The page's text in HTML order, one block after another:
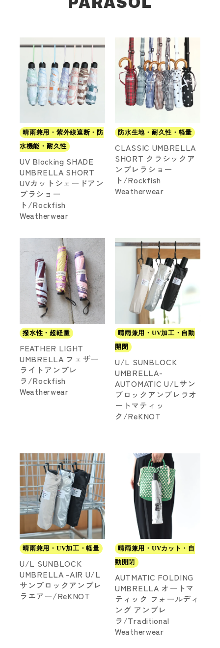
晴雨兼用・紫外線遮断・防
水機能・耐久性
UV Blocking SHADE
UMBRELLA SHORT
UVカットシェードアン
ブラショー
ト/Rockfish
Weatherwear
防水生地・耐久性・軽量
CLASSIC UMBRELLA
SHORT クラシックア
ンブレラショー
ト/Rockfish
Weatherwear
撥水性・超軽量
FEATHER LIGHT
UMBRELLA フェザー
ライトアンブレ
ラ/Rockfish
Weatherwear
晴雨兼用・UV加工・自動
開閉
U/L SUNBLOCK
UMBRELLA-
AUTOMATIC U/Lサン
ブロックアンブレラオ
ートマティッ
ク/ReKNOT
晴雨兼用・UV加工・軽量
U/L SUNBLOCK
UMBRELLA -AIR U/L
サンブロックアンブレ
ラエアー/ReKNOT
晴雨兼用・UVカット・自
動開閉
AUTMATIC FOLDING
UMBRELLA オートマ
ティック フォールディ
ング アンブレ
ラ/Traditional
Weatherwear